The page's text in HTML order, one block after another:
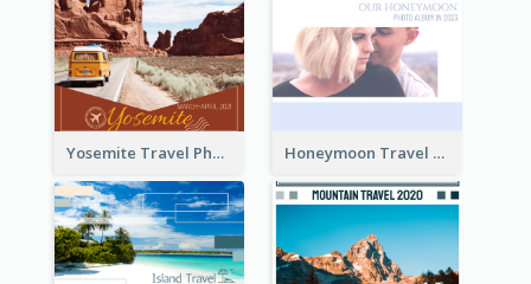
Yosemite Travel Photo Book Honeymoon Travel Photo Book